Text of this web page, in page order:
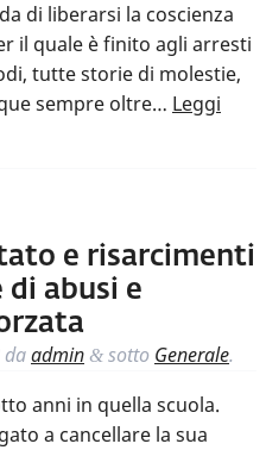
di liberarsi la coscienza
il quale è finito agli arresti
tutte storie di molestie,
sempre oltre… Leggi
e risarcimenti
abusi e
daadmin & sotto Generale.
anni in quella scuola.
a cancellare la sua